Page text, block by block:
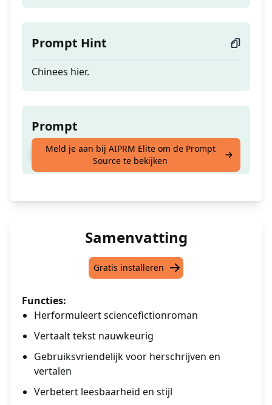
Prompt Hint
Chinees hier.
Prompt
Vertaling.
Meld je aan bij AIPRM Elite om de Prompt
Source te bekijken
Samenvatting
Gratis installeren
Functies:
Herformuleert sciencefictionroman
Vertaalt tekst nauwkeurig
Gebruiksvriendelijk voor herschrijven en
vertalen
Verbetert leesbaarheid en stijl